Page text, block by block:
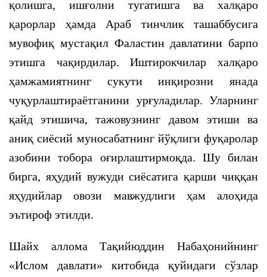
қолишга, ишғолни тугатишга ва халқаро
қарорлар ҳамда Араб тинчлик ташаббусига
мувофиқ мустақил Фаластин давлатини барпо
этишга чақирдилар. Иштирокчилар халқаро
ҳамжамиятнинг сукути инқирозни янада
чуқурлаштираётганини урғуладилар. Уларнинг
қайд этишича, тажовузнинг давом этиши ва
аниқ сиёсий муносабатнинг йўқлиги фуқаролар
азобини тобора оғирлаштирмоқда. Шу билан
бирга, яҳудий вужуди сиёсатига қарши чиққан
яҳудийлар овози мавжудлиги ҳам алоҳида
эътироф этилди.
Шайх аллома Тақийюддин Набаҳонийнинг
«Ислом давлати» китобида қуйидаги сўзлар